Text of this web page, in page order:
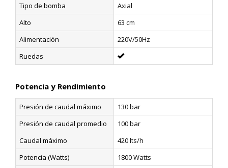
Tipo de bomba
Axial
Alto
63 cm
Alimentación
220V/50Hz
Ruedas
Potencia y Rendimiento
Presión de caudal máximo
130 bar
Presión de caudal promedio
100 bar
Caudal máximo
420 lts/h
Potencia (Watts)
1800 Watts